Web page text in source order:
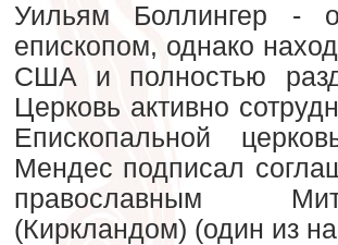
Уильям Боллингер -
епископом, однако
США и полностью
Церковь активно
Епископальной
Мендес подписал
православным
(Киркландом) (один из